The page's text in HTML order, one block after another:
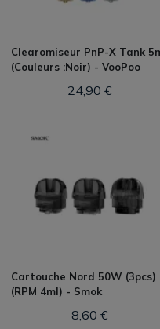
Clearomiseur PnP-X Tank
(Couleurs :Noir) - VooPoo
24,90 €
Cartouche Nord 50W (3pcs)
(RPM 4ml) - Smok
8,60 €